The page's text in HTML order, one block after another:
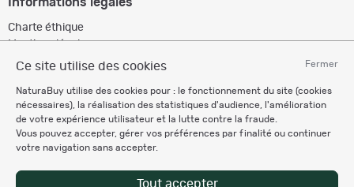
Fermer
Ce site utilise des cookies
NaturaBuy utilise des cookies pour : le fonctionnement du site (cookies
nécessaires), la réalisation des statistiques d'audience, l'amélioration
de votre expérience utilisateur et la lutte contre la fraude.
Vous pouvez accepter, gérer vos préférences par finalité ou continuer
votre navigation sans accepter.
Tout accepter
Charte éthique
Mentions légales
Règlement & Conditions d'utilisation
des données personnelles
Personnalisation des cookies
Recevez nos newsletters